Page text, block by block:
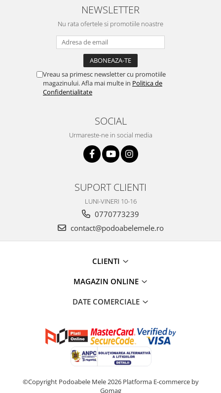
NEWSLETTER
Nu rata ofertele si promotiile noastre
Vreau sa primesc newsletter cu promotiile
magazinului. Afla mai multe in Politica de
Confidentialitate
SOCIAL
Urmareste-ne in social media
SUPORT CLIENTI
LUNI-VINERI 10-16
0770773239
contact@podoabelemele.ro
CLIENTI
MAGAZIN ONLINE
DATE COMERCIALE
©Copyright Podoabele Mele 2026 Platforma E-commerce by
Gomag